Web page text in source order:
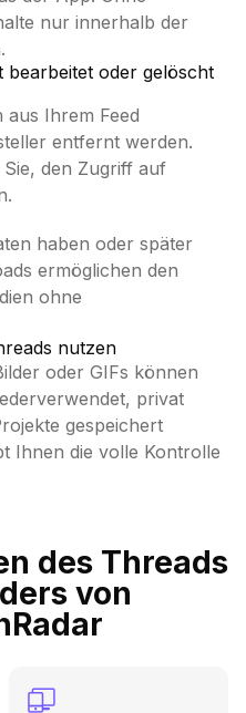
nur innerhalb der
bearbeitet oder gelöscht
Ihrem Feed
entfernt werden.
den Zugriff auf
haben oder später
ermöglichen den
ohne
nutzen
oder GIFs können
privat
gespeichert
Ihnen die volle Kontrolle
des Threads
von